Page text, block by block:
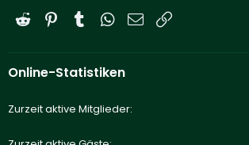
Reddit PinterestTumblrWhatsApp
E-Mail
Online-Statistiken
Zurzeit aktive Mitglieder